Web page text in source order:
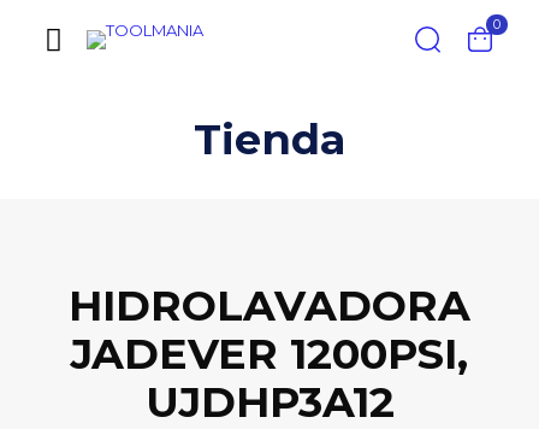
0
Tienda
HIDROLAVADORA
JADEVER 1200PSI,
UJDHP3A12